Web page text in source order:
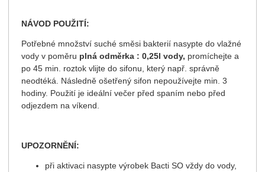
NÁVOD POUŽITÍ:
Potřebné množství suché směsi bakterií nasypte do vlažné
vody v poměru plná odměrka : 0,25l vody, promíchejte a
po 45 min. roztok vlijte do sifonu, který např. správně
neodtéká. Následně ošetřený sifon nepoužívejte min. 3
hodiny. Použití je ideální večer před spaním nebo před
odjezdem na víkend.
UPOZORNĚNÍ:
při aktivaci nasypte výrobek Bacti SO vždy do vody,